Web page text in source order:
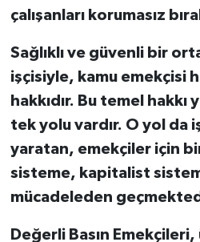
çalışanları korumasız
Sağlıklı ve güvenli bir
işçisiyle, kamu emekçisi
hakkıdır. Bu temel hakkı
tek yolu vardır. O yol da
yaratan, emekçiler için
sisteme, kapitalist
mücadeleden
Değerli Basın Emekçileri,